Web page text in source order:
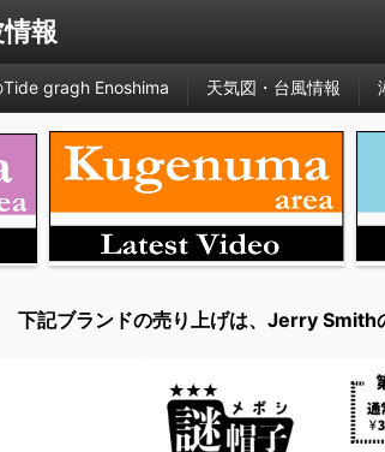
報
gragh Enoshima 天気図・台風情報
下記ブランドの売り上げは、Jerry Smith